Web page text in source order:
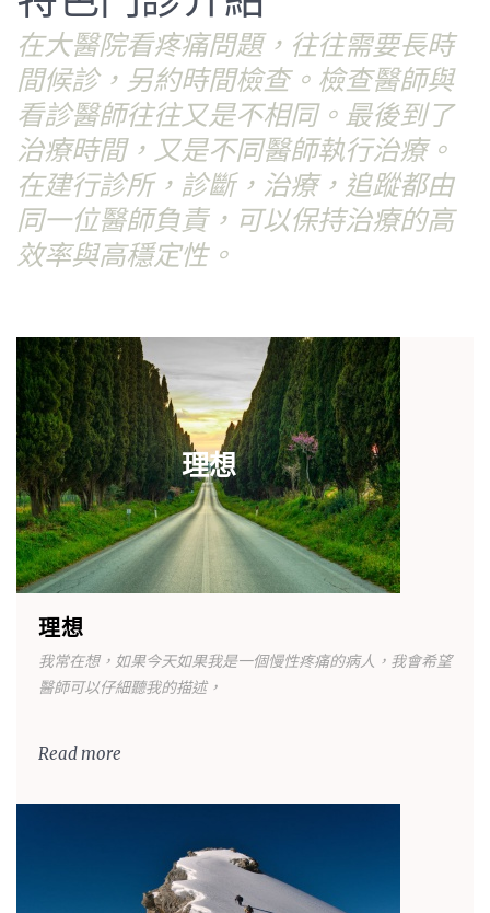
在大醫院看疼痛問題，往往需要長時
間候診，另約時間檢查。檢查醫師與
看診醫師往往又是不相同。最後到了
治療時間，又是不同醫師執行治療。
在建行診所，診斷，治療，追蹤都由
同一位醫師負責，可以保持治療的高
效率與高穩定性。
理想
理想
我常在想，如果今天如果我是一個慢性疼痛的病人，我會希望
醫師可以仔細聽我的描述，
Read more